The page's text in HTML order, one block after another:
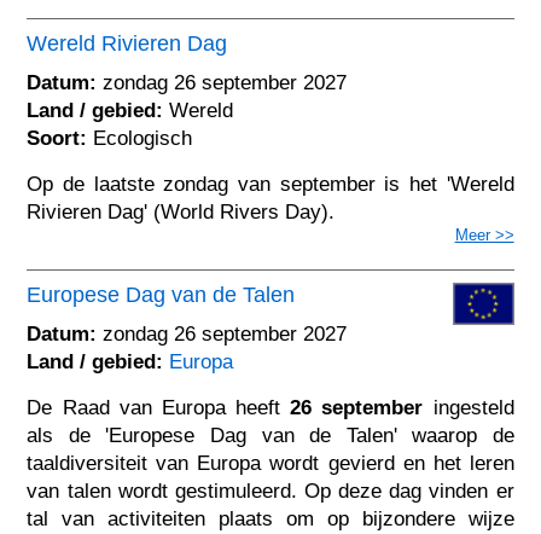
Wereld Rivieren Dag
Datum: zondag 26 september 2027
Land / gebied: Wereld
Soort: Ecologisch
Op de laatste zondag van september is het 'Wereld
Rivieren Dag' (World Rivers Day).
Meer >>
Europese Dag van de Talen
Datum: zondag 26 september 2027
Land / gebied: Europa
De Raad van Europa heeft26 september ingesteld
als de 'Europese Dag van de Talen' waarop de
taaldiversiteit van Europa wordt gevierd en het leren
van talen wordt gestimuleerd. Op deze dag vinden er
tal van activiteiten plaats om op bijzondere wijze